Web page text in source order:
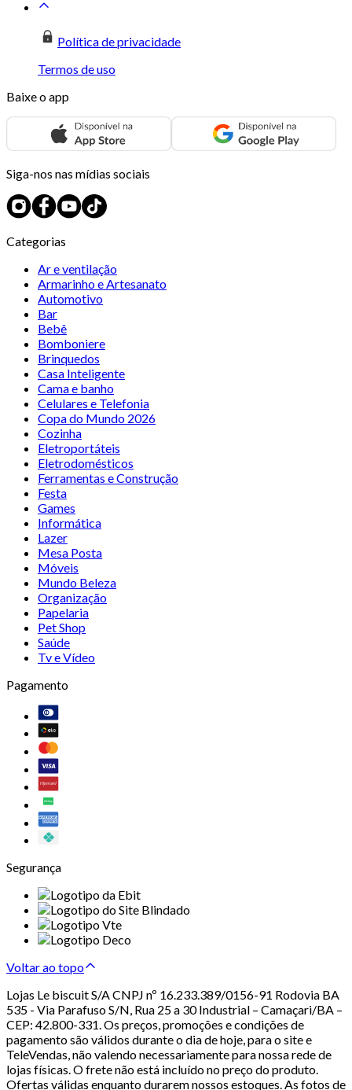
Política de privacidade
Termos de uso
Baixe o app
Siga-nos nas mídias sociais
Categorias
Ar e ventilação
Armarinho e Artesanato
Automotivo
Bar
Bebê
Bomboniere
Brinquedos
Casa Inteligente
Cama e banho
Celulares e Telefonia
Copa do Mundo 2026
Cozinha
Eletroportáteis
Eletrodomésticos
Ferramentas e Construção
Festa
Games
Informática
Lazer
Mesa Posta
Móveis
Mundo Beleza
Organização
Papelaria
Pet Shop
Saúde
Tv e Vídeo
Pagamento
Segurança
Voltar ao topo
Lojas Le biscuit S/A CNPJ nº 16.233.389/0156-91 Rodovia BA
535 - Via Parafuso S/N, Rua 25 a 30 Industrial – Camaçari/BA –
CEP: 42.800-331. Os preços, promoções e condições de
pagamento são válidos durante o dia de hoje, para o site e
TeleVendas, não valendo necessariamente para nossa rede de
lojas físicas. O frete não está incluído no preço do produto.
Ofertas válidas enquanto durarem nossos estoques. As fotos de